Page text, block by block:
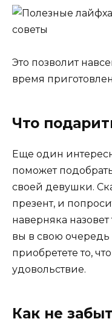
Это позволит
время
Что
Еще один
поможет
своей девушки.
презент, и
наверняка
вы в свою очередь
приобретете то,
удовольствие.
Как не